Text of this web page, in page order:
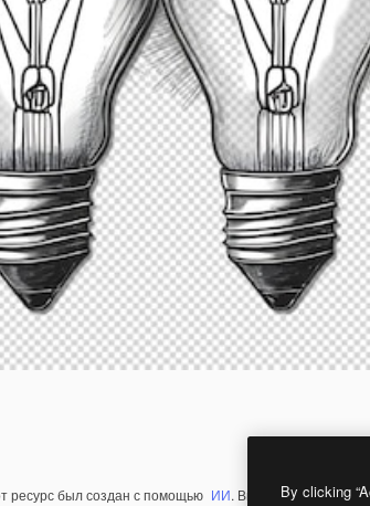
ресурс был создан с помощью ИИ. Вы можете создать
By clicking